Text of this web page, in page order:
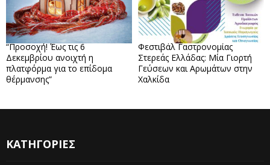
“Προσοχή! Έως τις 6
Δεκεμβρίου ανοιχτή η
πλατφόρμα για το επίδομα
θέρμανσης”
Φεστιβάλ Γαστρονομίας
Στερεάς Ελλάδας: Μία Γιορτή
Γεύσεων και Αρωμάτων στην
Χαλκίδα
ΚΑΤΗΓΟΡΙΕΣ